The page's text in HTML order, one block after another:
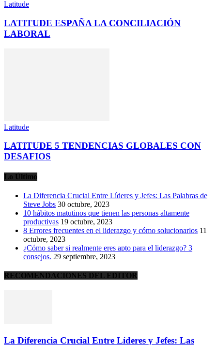
Latitude
LATITUDE ESPAÑA LA CONCILIACIÓN
LABORAL
Latitude
LATITUDE 5 TENDENCIAS GLOBALES CON
DESAFIOS
Lo Último
La Diferencia Crucial Entre Líderes y Jefes: Las Palabras de
Steve Jobs 30 octubre, 2023
10 hábitos matutinos que tienen las personas altamente
productivas 19 octubre, 2023
8 Errores frecuentes en el liderazgo y cómo solucionarlos 11
octubre, 2023
¿Cómo saber si realmente eres apto para el liderazgo? 3
consejos. 29 septiembre, 2023
RECOMENDACIONES DEL EDITOR
La Diferencia Crucial Entre Líderes y Jefes: Las